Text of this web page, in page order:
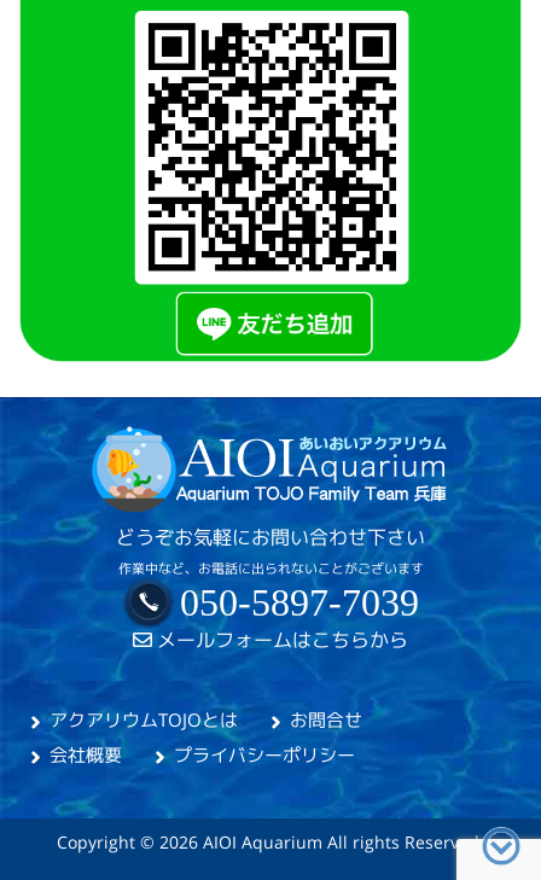
どうぞお気軽にお問い合わせ下さい
作業中など、お電話に出られないことがございます
050-5897-7039
メールフォームはこちらから
アクアリウムTOJOとは
お問合せ
会社概要
プライバシーポリシー
Copyright © 2026 AIOI Aquarium All rights Reserved.